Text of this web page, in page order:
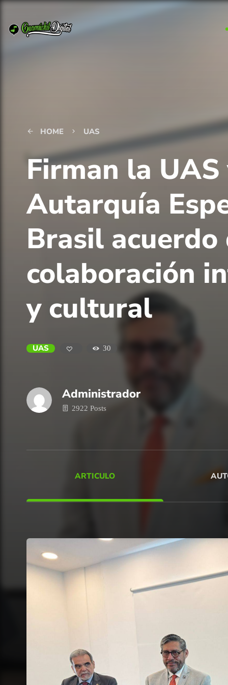
arrow_back HOME keyboard_arrow_right UAS
Firman la
Autarquía
Brasil
colaboración
y cultural
UAS 30
Administrador
2922 Posts
ARTICULO